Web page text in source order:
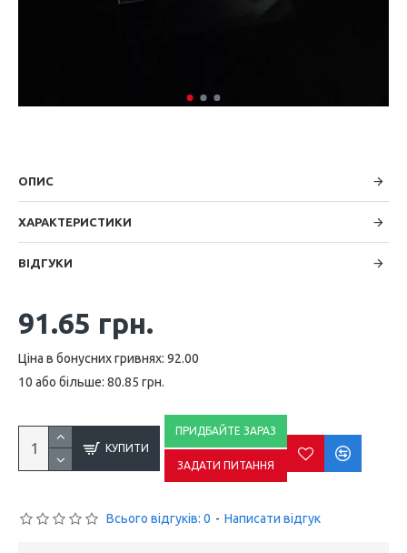
ОПИС
ХАРАКТЕРИСТИКИ
ВІДГУКИ
Всього відгуків: 0 - Написати відгук
91.65 грн.
Ціна в бонусних гривнях: 92.00
10 або більше: 80.85 грн.
КУПИТИ
ПРИДБАЙТЕ ЗАРАЗ
ЗАДАТИ ПИТАННЯ